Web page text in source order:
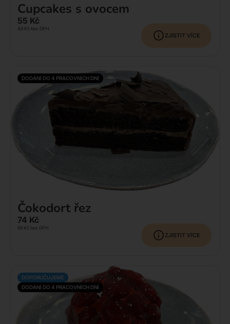
ZJISTIT VÍCE
Cupcakes s ovocem
55 Kč
49 Kč bez DPH
DODÁNÍ DO 4 PRACOVNÍCH DNÍ
ZJISTIT VÍCE
Čokodort řez
74 Kč
66 Kč bez DPH
DOPORUČUJEME
DODÁNÍ DO 4 PRACOVNÍCH DNÍ